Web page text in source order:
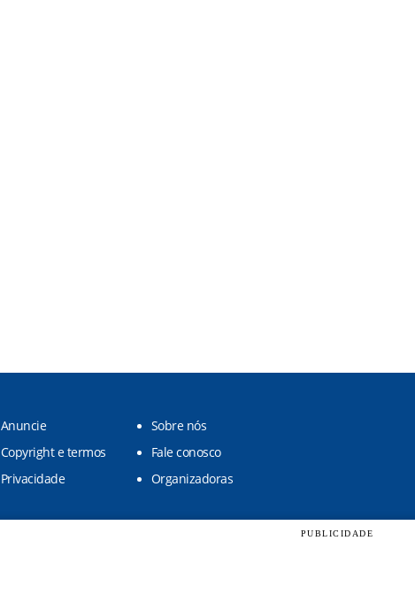
Anuncie
Sobre nós
Copyright e termos
Fale conosco
Privacidade
Organizadoras
PUBLICIDADE